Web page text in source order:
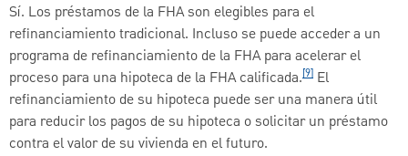
Sí. Los préstamos de la FHA son elegibles para el
refinanciamiento tradicional. Incluso se puede acceder a un
programa de refinanciamiento de la FHA para acelerar el
proceso para una hipoteca de la FHA calificada.[9] El
refinanciamiento de su hipoteca puede ser una manera útil
para reducir los pagos de su hipoteca o solicitar un préstamo
contra el valor de su vivienda en el futuro.